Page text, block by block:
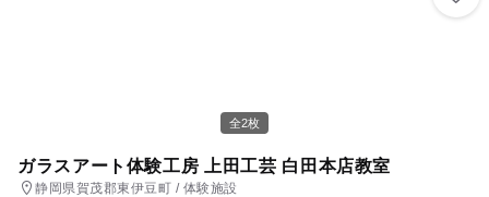
全2枚
ガラスアート体験工房 上田工芸 白田本店教室
静岡県賀茂郡東伊豆町 / 体験施設